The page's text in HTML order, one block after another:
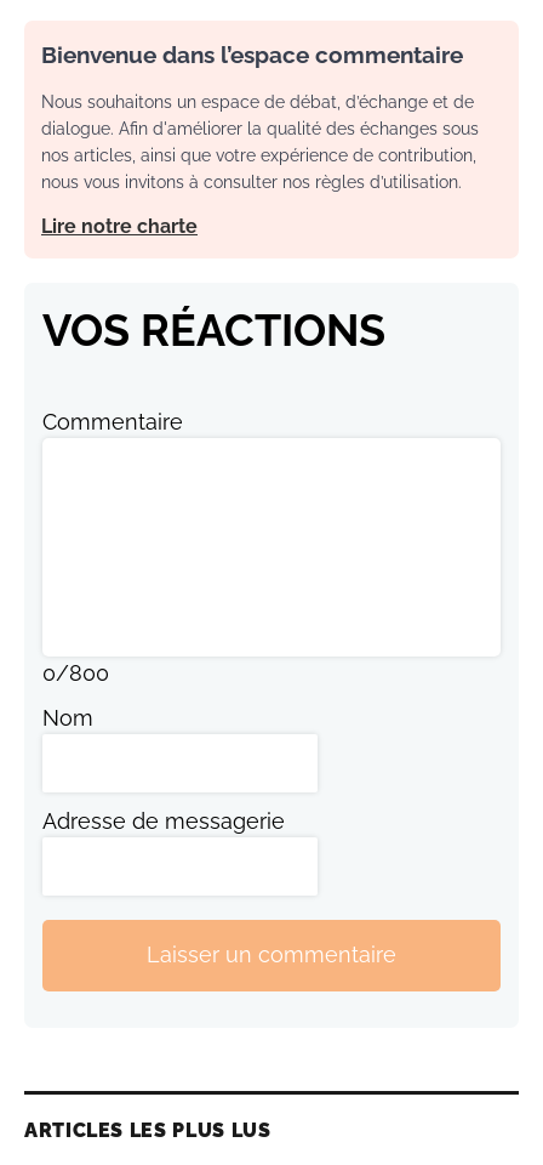
Bienvenue dans l’espace commentaire
Nous souhaitons un espace de débat, d’échange et de
dialogue. Afin d'améliorer la qualité des échanges sous
nos articles, ainsi que votre expérience de contribution,
nous vous invitons à consulter nos règles d’utilisation.
Lire notre charte
VOS RÉACTIONS
Commentaire
0/800
Nom
Adresse de messagerie
Laisser un commentaire
ARTICLES LES PLUS LUS